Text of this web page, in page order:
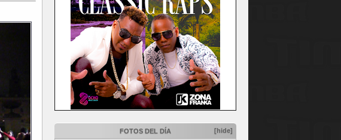
FOTOS DEL DÍA [hide]